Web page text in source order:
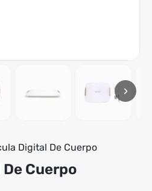
›
Digital De Cuerpo
Cuerpo